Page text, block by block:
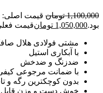
1,100,000 تومان
بود.1,050,000 تومانقیمت فعلی: 1,050,000
مشتی فولادی هلال
با آبکاری استیل
ضدزنگ و ضدخش
با ضمانت مرجوعی کیفی
بدون کوچکترین رگه و
خوش دست و وزن قابل